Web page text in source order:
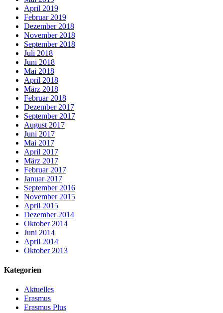
April 2019
Februar 2019
Dezember 2018
November 2018
September 2018
Juli 2018
Juni 2018
Mai 2018
April 2018
März 2018
Februar 2018
Dezember 2017
September 2017
August 2017
Juni 2017
Mai 2017
April 2017
März 2017
Februar 2017
Januar 2017
September 2016
November 2015
April 2015
Dezember 2014
Oktober 2014
Juni 2014
April 2014
Oktober 2013
Kategorien
Aktuelles
Erasmus
Erasmus Plus